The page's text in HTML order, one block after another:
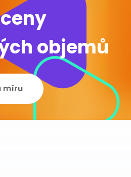
objemů
míru